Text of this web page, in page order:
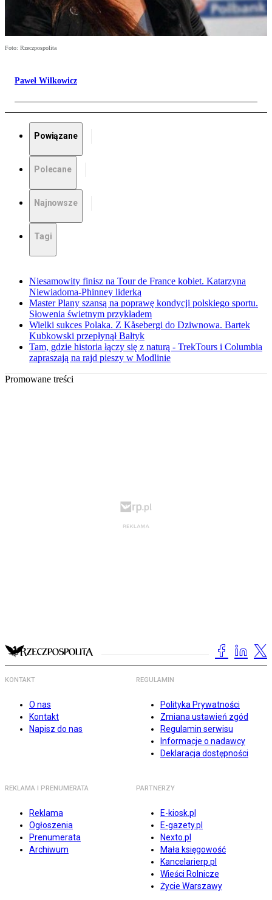
Foto: Rzeczpospolita
Paweł Wilkowicz
Powiązane
Polecane
Najnowsze
Tagi
Niesamowity finisz na Tour de France kobiet. Katarzyna
Niewiadoma-Phinney liderką
Master Plany szansą na poprawę kondycji polskiego sportu.
Słowenia świetnym przykładem
Wielki sukces Polaka. Z Kåsebergi do Dziwnowa. Bartek
Kubkowski przepłynął Bałtyk
Tam, gdzie historia łączy się z naturą - TrekTours i Columbia
zapraszają na rajd pieszy w Modlinie
Promowane treści
KONTAKT
O nas
Kontakt
Napisz do nas
REGULAMIN
Polityka Prywatności
Zmiana ustawień zgód
Regulamin serwisu
Informacje o nadawcy
Deklaracja dostępności
REKLAMA I PRENUMERATA
Reklama
Ogłoszenia
Prenumerata
Archiwum
PARTNERZY
E-kiosk.pl
E-gazety.pl
Nexto.pl
Mała księgowość
Kancelarierp.pl
Wieści Rolnicze
Życie Warszawy